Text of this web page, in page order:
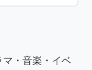
・音楽・イベ